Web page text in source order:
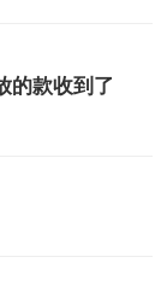
的款收到了